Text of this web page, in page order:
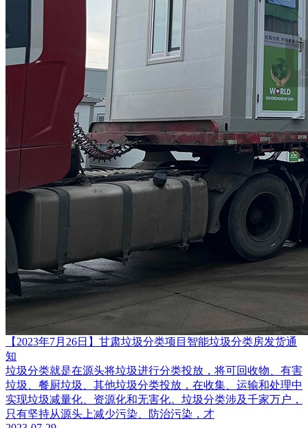
【2023年7月26日】甘肃垃圾分类项目智能垃圾分类房发货通
知
垃圾分类就是在源头将垃圾进行分类投放，将可回收物、有害
垃圾、餐厨垃圾、其他垃圾分类投放，在收集、运输和处理中
实现垃圾减量化、资源化和无害化。垃圾分类涉及千家万户，
只有坚持从源头上减少污染、防治污染，才